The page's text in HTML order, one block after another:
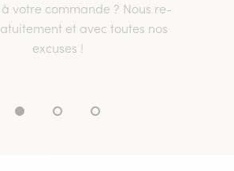
votre commande ? Nous re-
et avec toutes nos
excuses !